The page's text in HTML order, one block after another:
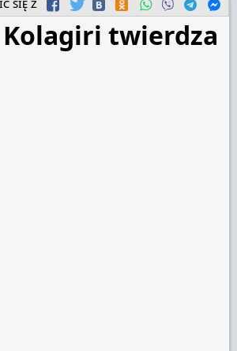
Kolagiri twierdza